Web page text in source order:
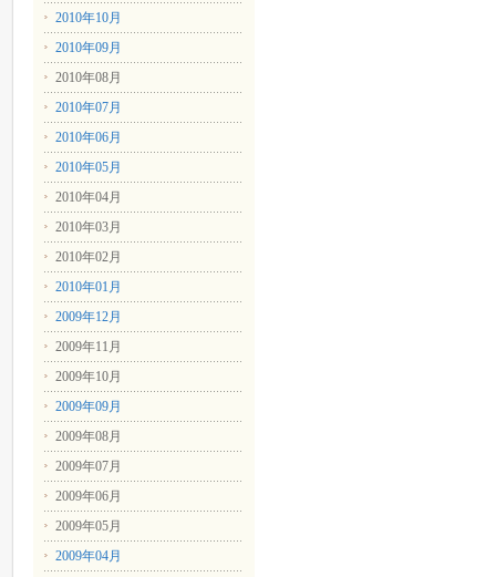
2010年10月
2010年09月
2010年08月
2010年07月
2010年06月
2010年05月
2010年04月
2010年03月
2010年02月
2010年01月
2009年12月
2009年11月
2009年10月
2009年09月
2009年08月
2009年07月
2009年06月
2009年05月
2009年04月